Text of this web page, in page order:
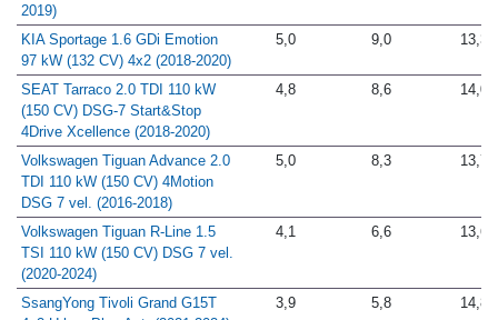
2019)
KIA Sportage 1.6 GDi Emotion
97 kW (132 CV) 4x2 (2018-2020)
5,0 9,0 13,3
SEAT Tarraco 2.0 TDI 110 kW
(150 CV) DSG-7 Start&Stop
4Drive Xcellence (2018-2020)
4,8 8,6 14,0
Volkswagen Tiguan Advance 2.0
TDI 110 kW (150 CV) 4Motion
DSG 7 vel. (2016-2018)
5,0 8,3 13,7
Volkswagen Tiguan R-Line 1.5
TSI 110 kW (150 CV) DSG 7 vel.
(2020-2024)
4,1 6,6 13,6
SsangYong Tivoli Grand G15T
3,9 5,8 14,8